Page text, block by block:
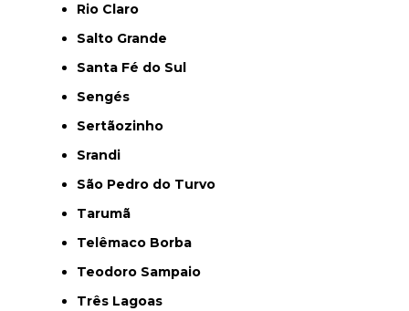
Rio Claro
Salto Grande
Santa Fé do Sul
Sengés
Sertãozinho
Srandi
São Pedro do Turvo
Tarumã
Telêmaco Borba
Teodoro Sampaio
Três Lagoas